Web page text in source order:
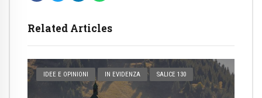
Related Articles
IDEE E OPINIONI IN EVIDENZA SALICE 130